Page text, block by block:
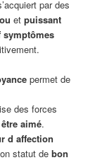
par des
etpuissant
symptômes
permet de
des forces
aimé.
d affection
statut de bon